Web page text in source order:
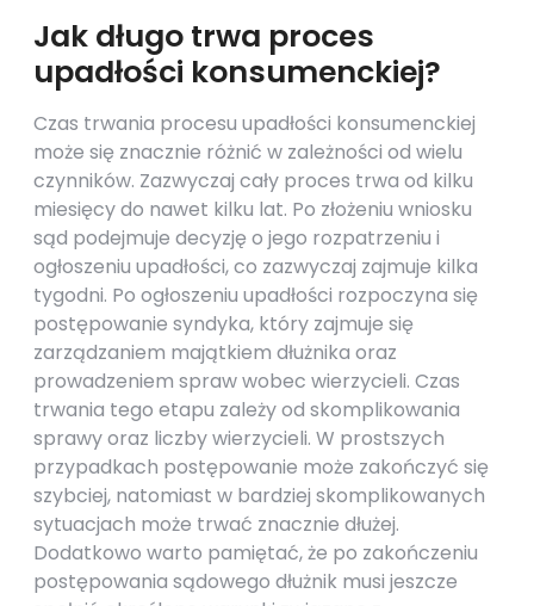
Jak długo trwa proces
upadłości konsumenckiej?
Czas trwania procesu upadłości konsumenckiej
może się znacznie różnić w zależności od wielu
czynników. Zazwyczaj cały proces trwa od kilku
miesięcy do nawet kilku lat. Po złożeniu wniosku
sąd podejmuje decyzję o jego rozpatrzeniu i
ogłoszeniu upadłości, co zazwyczaj zajmuje kilka
tygodni. Po ogłoszeniu upadłości rozpoczyna się
postępowanie syndyka, który zajmuje się
zarządzaniem majątkiem dłużnika oraz
prowadzeniem spraw wobec wierzycieli. Czas
trwania tego etapu zależy od skomplikowania
sprawy oraz liczby wierzycieli. W prostszych
przypadkach postępowanie może zakończyć się
szybciej, natomiast w bardziej skomplikowanych
sytuacjach może trwać znacznie dłużej.
Dodatkowo warto pamiętać, że po zakończeniu
postępowania sądowego dłużnik musi jeszcze